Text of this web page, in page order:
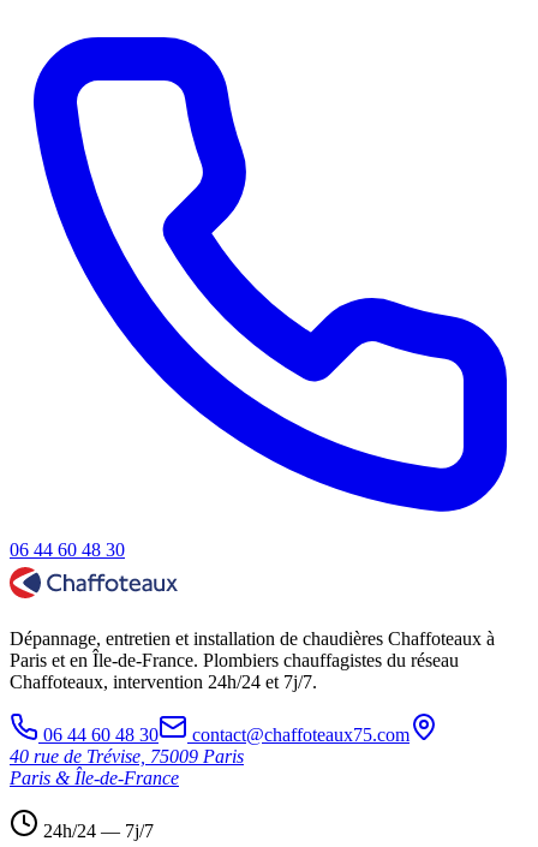
06 44 60 48 30
Dépannage, entretien et installation de chaudières Chaffoteaux à
Paris et en Île-de-France. Plombiers chauffagistes du réseau
Chaffoteaux, intervention 24h/24 et 7j/7.
06 44 60 48 30
contact@chaffoteaux75.com
40 rue de Trévise, 75009 Paris
Paris & Île-de-France
24h/24 — 7j/7